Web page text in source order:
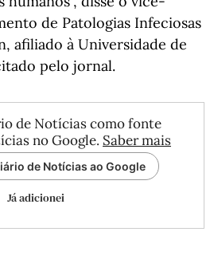
de Patologias Infeciosas
afiliado à Universidade de
pelo jornal.
de Notícias como fonte
no Google. Saber mais
de Notícias ao Google
Já adicionei